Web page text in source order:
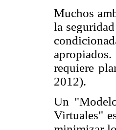
Muchos
la
requiere
2012).
Un
Virtuales"